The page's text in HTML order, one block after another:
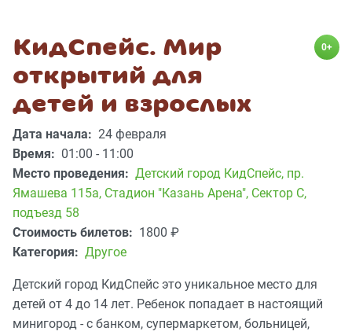
КидСпейс. Мир
открытий для
детей и взрослых
0+
Дата начала: 24 февраля
Время: 01:00 - 11:00
Место проведения: Детский город КидСпейс, пр.
Ямашева 115а, Стадион "Казань Арена", Сектор С,
подъезд 58
Стоимость билетов: 1800 ₽
Категория: Другое
Детский город КидСпейс это уникальное место для
детей от 4 до 14 лет. Ребенок попадает в настоящий
минигород - с банком, супермаркетом, больницей,